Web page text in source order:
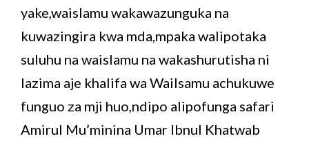
yake,waislamu wakawazunguka na
kuwazingira kwa mda,mpaka walipotaka
suluhu na waislamu na wakashurutisha ni
lazima aje khalifa wa Wailsamu achukuwe
funguo za mji huo,ndipo alipofunga safari
Amirul Mu’minina Umar Ibnul Khatwab